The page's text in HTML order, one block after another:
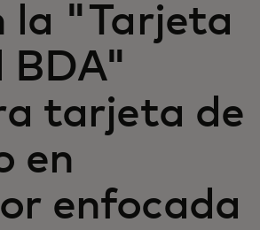
la "Tarjeta
BDA"
tarjeta de
en
enfocada